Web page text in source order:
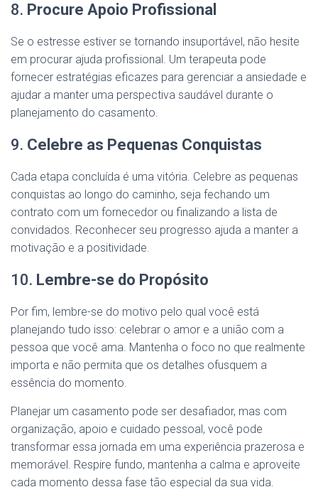
8. Procure Apoio Profissional
Se o estresse estiver se tornando insuportável, não hesite
em procurar ajuda profissional. Um terapeuta pode
fornecer estratégias eficazes para gerenciar a ansiedade e
ajudar a manter uma perspectiva saudável durante o
planejamento do casamento.
9. Celebre as Pequenas Conquistas
Cada etapa concluída é uma vitória. Celebre as pequenas
conquistas ao longo do caminho, seja fechando um
contrato com um fornecedor ou finalizando a lista de
convidados. Reconhecer seu progresso ajuda a manter a
motivação e a positividade.
10. Lembre-se do Propósito
Por fim, lembre-se do motivo pelo qual você está
planejando tudo isso: celebrar o amor e a união com a
pessoa que você ama. Mantenha o foco no que realmente
importa e não permita que os detalhes ofusquem a
essência do momento.
Planejar um casamento pode ser desafiador, mas com
organização, apoio e cuidado pessoal, você pode
transformar essa jornada em uma experiência prazerosa e
memorável. Respire fundo, mantenha a calma e aproveite
cada momento dessa fase tão especial da sua vida.